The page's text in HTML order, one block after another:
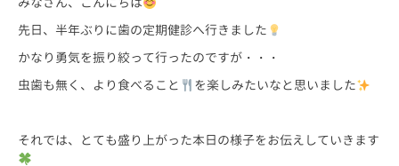
先日、半年ぶりに歯の定期健診へ行きました
かなり勇気を振り絞って行ったのですが・・・
虫歯も無く、より食べること
を楽しみたいなと思いました
それでは、とても盛り上がった本日の様子をお伝えしていきます